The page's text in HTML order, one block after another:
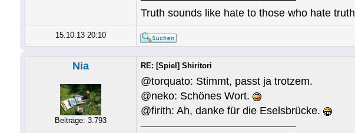
Truth sounds like hate to those who hate truth
15.10.13 20:10
Nia
Beiträge: 3.793
RE: [Spiel] Shiritori
@torquato: Stimmt, passt ja trotzem.
@neko: Schönes Wort.
@firith: Ah, danke für die Eselsbrücke.